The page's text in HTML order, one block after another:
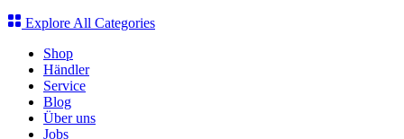
Explore All Categories
Shop
Händler
Service
Blog
Über uns
Jobs